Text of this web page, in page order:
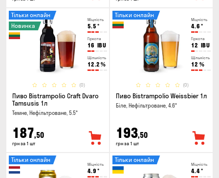
Міцність
5.5 °
Гіркота
16 IBU
Щільність
12.2 %
(0)
Тільки онлайн
Новинка
Пиво Bistrampolio Craft Dvaro
Tamsusis 1л
Темне, Нефільтроване, 5.5°
187,50
грн за 1 шт
Міцність
4.6 °
Гіркота
12 IBU
Щільність
12 %
(0)
Тільки онлайн
Пиво Bistrampolio Weissbier 1л
Біле, Нефільтроване, 4.6°
193,50
грн за 1 шт
Міцність
4.9 °
Тільки онлайн
Міцність
4.4°
Тільки онлайн